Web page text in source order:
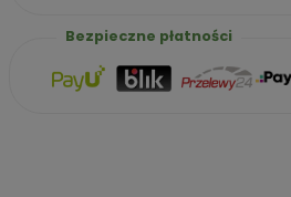
która nie tylko wspaniale smakuje,
wspomagania trawienia i
rozgrzewającego. Do tegoskórka
Bezpieczne płatności